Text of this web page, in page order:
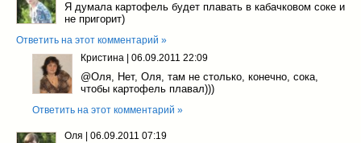
Я думала картофель будет плавать в кабачковом соке и
не пригорит)
Ответить на этот комментарий »
Кристина
06.09.2011 22:09
@Оля, Нет, Оля, там не столько, конечно, сока,
чтобы картофель плавал)))
Ответить на этот комментарий »
Оля 06.09.2011 07:19